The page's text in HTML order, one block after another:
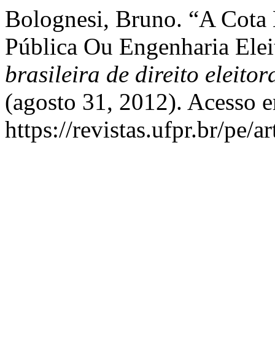
Bolognesi, Bruno. “A
Pública Ou Engenharia
brasileira de direito
(agosto 31, 2012). Acesso
https://revistas.ufpr.br/pe/